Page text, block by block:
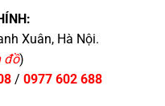
Xuân, Hà Nội.
đồ)
/ 0977 602 688